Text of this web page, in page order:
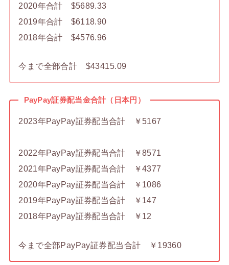
2020年合計 $5689.33
2019年合計 $6118.90
2018年合計 $4576.96
今まで全部合計 $43415.09
PayPay証券配当金合計（日本円）
2023年PayPay証券配当合計 ￥5167
2022年PayPay証券配当合計 ￥8571
2021年PayPay証券配当合計 ￥4377
2020年PayPay証券配当合計 ￥1086
2019年PayPay証券配当合計 ￥147
2018年PayPay証券配当合計 ￥12
今まで全部PayPay証券配当合計 ￥19360